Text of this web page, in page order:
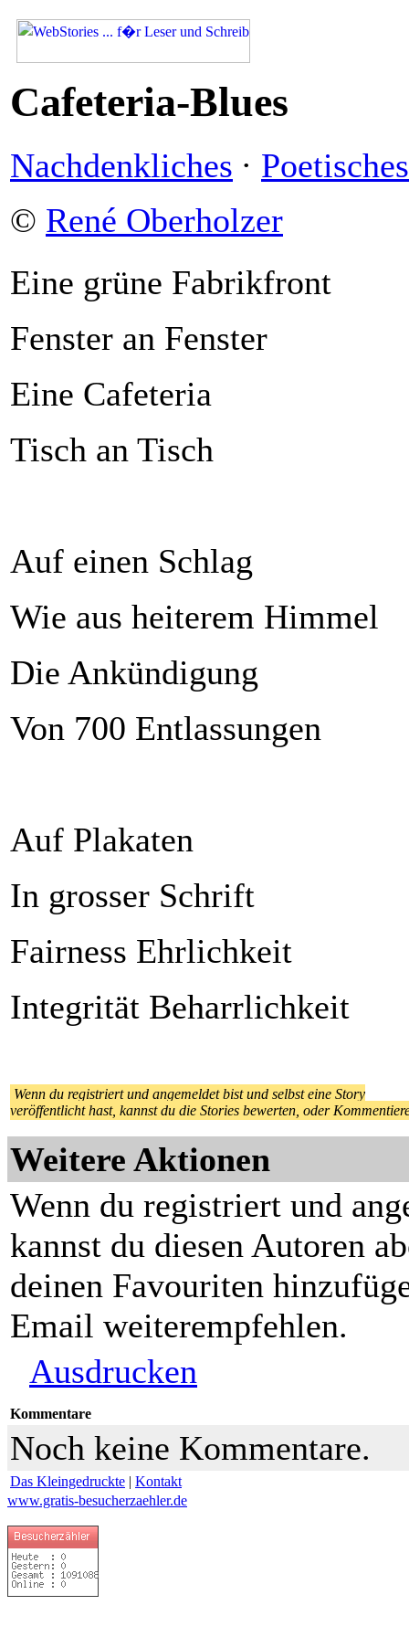
Cafeteria-Blues
Nachdenkliches · Poetisches
© René Oberholzer
Eine grüne Fabrikfront
Fenster an Fenster
Eine Cafeteria
Tisch an Tisch
Auf einen Schlag
Wie aus heiterem Himmel
Die Ankündigung
Von 700 Entlassungen
Auf Plakaten
In grosser Schrift
Fairness Ehrlichkeit
Integrität Beharrlichkeit
Wenn du registriert und angemeldet bist und selbst eine Story
veröffentlicht hast, kannst du die Stories bewerten, oder
Weitere Aktionen
Wenn du registriert und
kannst du diesen Autoren
deinen Favouriten
Email weiterempfehlen.
Ausdrucken
Kommentare
Noch keine Kommentare.
Das Kleingedruckte | Kontakt
www.gratis-besucherzaehler.de